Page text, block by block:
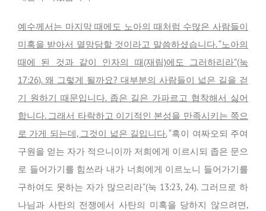
예수께서는 마지막 때에도 노아의 때처럼 수많은 사람들이
미혹을 받아서 멸망당할 것이라고 말씀하셨습니다. “노아의
때에 된 것과 같이 인자의 때(재림)에도 그러하리라”(눅
17:26). 왜 그렇게 될까요? 대부분의 사람들이 넓은 길을 걷
기 원하기 때문입니다. 좁은 길은 가파르고 협착해서 싫어
합니다. 그래서 타락하고 이기적인 본성을 만족시키는 쪽으
로 가게 되는데, 그것이 넓은 길입니다.“혹이 여짜오되 주여
구원을 얻는 자가 적으니이까 저희에게 이르시되 좁은 문으
로 들어가기를 힘쓰라 내가 너희에게 이르노니 들어가기를
구하여도 못하는 자가 많으리라”(눅 13:23, 24). 그러므로 하
나님과 사탄의 전쟁에서 사탄의 미혹을 당하지 않으려면,